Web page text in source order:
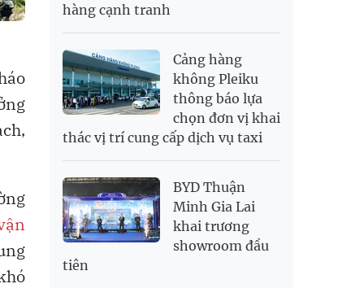
hàng cạnh tranh
Cảng hàng
không Pleiku
thông báo lựa
chọn đơn vị khai
thác vị trí cung cấp dịch vụ taxi
BYD Thuận
Minh Gia Lai
khai trương
showroom đầu
tiên